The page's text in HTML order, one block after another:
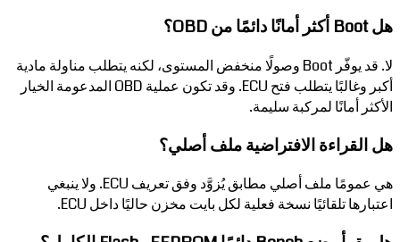
هل Boot أكثر أمانًا دائمًا من OBD؟
لا. قد يوفّر Boot وصولًا منخفض المستوى، لكنه يتطلب مناولة مادية
أكبر وغالبًا يتطلب فتح ECU. وقد تكون عملية OBD المدعومة الخيار
الأكثر أمانًا لمركبة سليمة.
هل القراءة الافتراضية ملف أصلي؟
هي عمومًا ملف أصلي مطابق يُزوَّد وفق تعريف ECU. ولا ينبغي
اعتبارها تلقائيًا نسخة فعلية لكل بايت مخزن حاليًا داخل ECU.